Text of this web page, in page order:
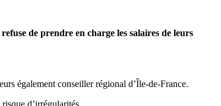
de prendre en charge les salaires de leurs
également conseiller régional d’Île-de-France.